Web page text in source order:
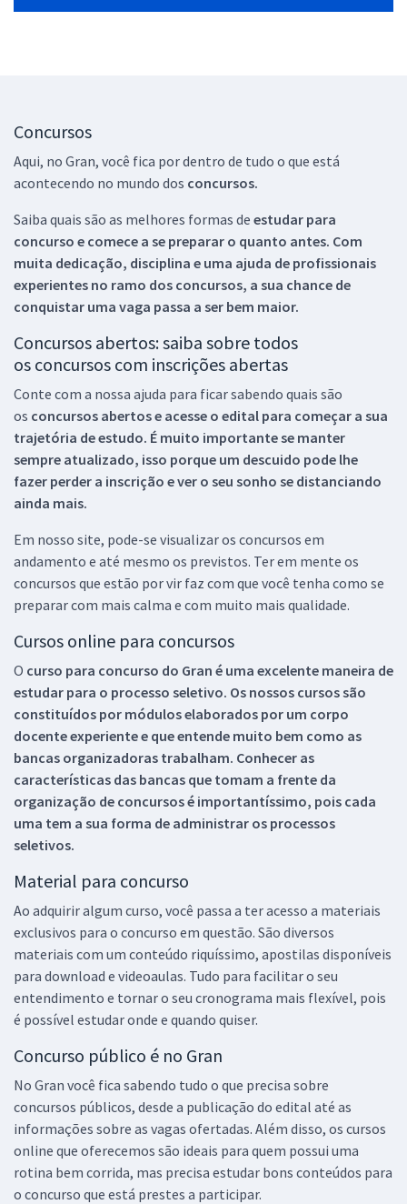
Concursos
Aqui, no Gran, você fica por dentro de tudo o que está
acontecendo no mundo dos concursos.
Saiba quais são as melhores formas de estudar para
concurso e comece a se preparar o quanto antes. Com
muita dedicação, disciplina e uma ajuda de profissionais
experientes no ramo dos concursos, a sua chance de
conquistar uma vaga passa a ser bem maior.
Concursos abertos: saiba sobre todos
os concursos com inscrições abertas
Conte com a nossa ajuda para ficar sabendo quais são
os concursos abertos e acesse o edital para começar a sua
trajetória de estudo. É muito importante se manter
sempre atualizado, isso porque um descuido pode lhe
fazer perder a inscrição e ver o seu sonho se distanciando
ainda mais.
Em nosso site, pode-se visualizar os concursos em
andamento e até mesmo os previstos. Ter em mente os
concursos que estão por vir faz com que você tenha como se
preparar com mais calma e com muito mais qualidade.
Cursos online para concursos
O curso para concurso do Gran é uma excelente maneira de
estudar para o processo seletivo. Os nossos cursos são
constituídos por módulos elaborados por um corpo
docente experiente e que entende muito bem como as
bancas organizadoras trabalham. Conhecer as
características das bancas que tomam a frente da
organização de concursos é importantíssimo, pois cada
uma tem a sua forma de administrar os processos
seletivos.
Material para concurso
Ao adquirir algum curso, você passa a ter acesso a materiais
exclusivos para o concurso em questão. São diversos
materiais com um conteúdo riquíssimo, apostilas disponíveis
para download e videoaulas. Tudo para facilitar o seu
entendimento e tornar o seu cronograma mais flexível, pois
é possível estudar onde e quando quiser.
Concurso público é no Gran
No Gran você fica sabendo tudo o que precisa sobre
concursos públicos, desde a publicação do edital até as
informações sobre as vagas ofertadas. Além disso, os cursos
online que oferecemos são ideais para quem possui uma
rotina bem corrida, mas precisa estudar bons conteúdos para
o concurso que está prestes a participar.